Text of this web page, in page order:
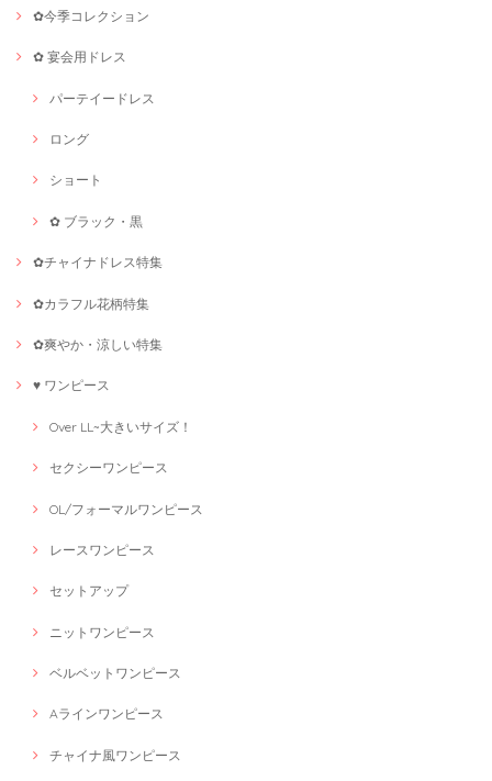
✿今季コレクション
✿ 宴会用ドレス
パーテイードレス
ロング
ショート
✿ ブラック・黒
✿チャイナドレス特集
✿カラフル花柄特集
✿爽やか・涼しい特集
♥ ワンピース
Over LL~大きいサイズ！
セクシーワンピース
OL/フォーマルワンピース
レースワンピース
セットアップ
ニットワンピース
ベルベットワンピース
Aラインワンピース
チャイナ風ワンピース